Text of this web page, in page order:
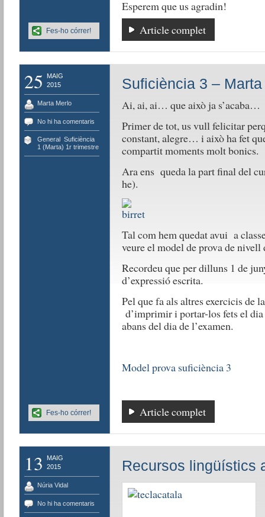
Esperem que us agradin!
Article complet
Fes-ho córrer!
25
MAIG
2015
Marta Merlo
No hi ha comentaris
General, Suficiència
1 (Marta) 1r trimestre
Suficiència 3 – Marta
Ai, ai, ai… que això ja s’acaba…
Primer de tot, us vull felicitar
constant, alegre… i això ha fet
compartit moments molt bonics.
Ara ens queda la part final del
he).
Tal com hem quedat avui a
veure el model de prova de nivell
Recordeu que per dilluns 1 de
d’expressió escrita.
Pel que fa als altres exercicis de
d’imprimir i portar-los fets el
abans del dia de l’examen.
Model prova suficiència 3
Article complet
Fes-ho córrer!
13
MAIG
2015
Núria Vidal
No hi ha comentaris
Recursos lingüístics